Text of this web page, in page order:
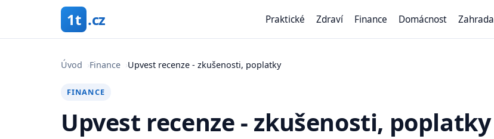
1t .cz Praktické Zdraví Finance Domácnost Zahrada
Úvod ›Finance ›Upvest recenze - zkušenosti, poplatky
FINANCE
Upvest recenze - zkušenosti, poplatky